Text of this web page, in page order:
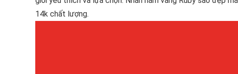
14k chất lượng.